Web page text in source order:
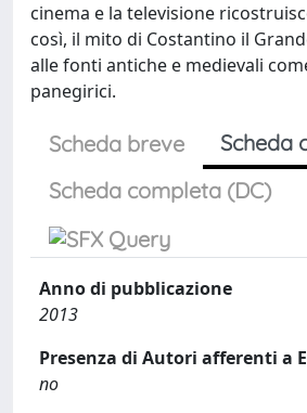
cinema e la televisione
così, il mito di Costantino il
alle fonti antiche e medievali
panegirici.
Scheda breve
Scheda
Scheda completa (DC)
Anno di pubblicazione
2013
Presenza di Autori afferenti a
no